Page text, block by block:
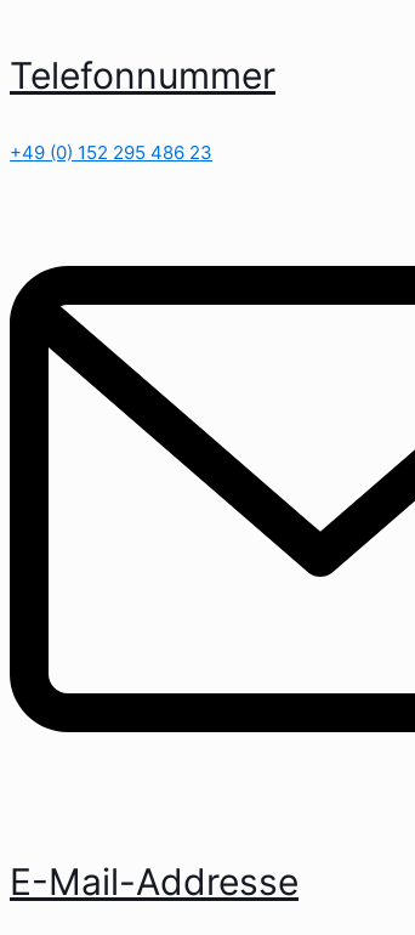
Telefonnummer
+49 (0) 152 295 486 23
E-Mail-Addresse